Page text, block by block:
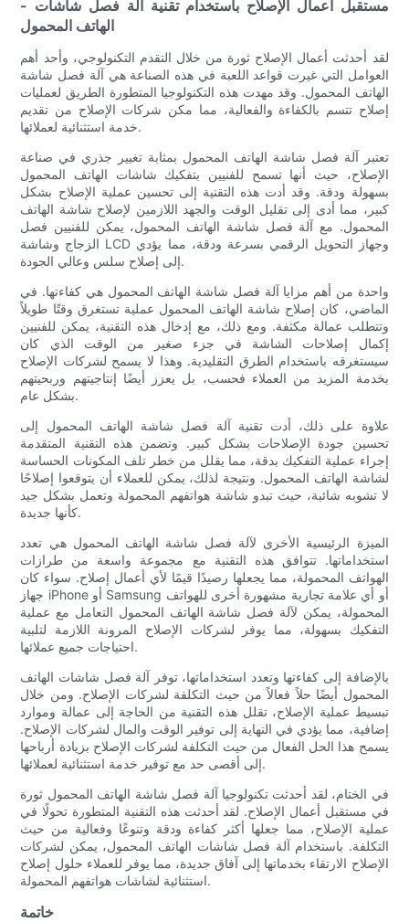
- مستقبل أعمال الإصلاح باستخدام تقنية آلة فصل شاشات
الهاتف المحمول
لقد أحدثت أعمال الإصلاح ثورة من خلال التقدم التكنولوجي، وأحد أهم
العوامل التي غيرت قواعد اللعبة في هذه الصناعة هي آلة فصل شاشة
الهاتف المحمول. وقد مهدت هذه التكنولوجيا المتطورة الطريق لعمليات
إصلاح تتسم بالكفاءة والفعالية، مما مكن شركات الإصلاح من تقديم
خدمة استثنائية لعملائها.
تعتبر آلة فصل شاشة الهاتف المحمول بمثابة تغيير جذري في صناعة
الإصلاح، حيث أنها تسمح للفنيين بتفكيك شاشات الهاتف المحمول
بسهولة ودقة. وقد أدت هذه التقنية إلى تحسين عملية الإصلاح بشكل
كبير، مما أدى إلى تقليل الوقت والجهد اللازمين لإصلاح شاشة الهاتف
المحمول. مع آلة فصل شاشة الهاتف المحمول، يمكن للفنيين فصل
الزجاج وشاشة LCD وجهاز التحويل الرقمي بسرعة ودقة، مما يؤدي
إلى إصلاح سلس وعالي الجودة.
واحدة من أهم مزايا آلة فصل شاشة الهاتف المحمول هي كفاءتها. في
الماضي، كان إصلاح شاشة الهاتف المحمول عملية تستغرق وقتًا طويلاً
وتتطلب عمالة مكثفة. ومع ذلك، مع إدخال هذه التقنية، يمكن للفنيين
إكمال إصلاحات الشاشة في جزء صغير من الوقت الذي كان
سيستغرقه باستخدام الطرق التقليدية. وهذا لا يسمح لشركات الإصلاح
بخدمة المزيد من العملاء فحسب، بل يعزز أيضًا إنتاجيتهم وربحيتهم
بشكل عام.
علاوة على ذلك، أدت تقنية آلة فصل شاشة الهاتف المحمول إلى
تحسين جودة الإصلاحات بشكل كبير. وتضمن هذه التقنية المتقدمة
إجراء عملية التفكيك بدقة، مما يقلل من خطر تلف المكونات الحساسة
لشاشة الهاتف المحمول. ونتيجة لذلك، يمكن للعملاء أن يتوقعوا إصلاحًا
لا تشوبه شائبة، حيث تبدو شاشة هواتفهم المحمولة وتعمل بشكل جيد
كأنها جديدة.
الميزة الرئيسية الأخرى لآلة فصل شاشة الهاتف المحمول هي تعدد
استخداماتها. تتوافق هذه التقنية مع مجموعة واسعة من طرازات
الهواتف المحمولة، مما يجعلها رصيدًا قيمًا لأي أعمال إصلاح. سواء كان
جهاز iPhone أو Samsung أو أي علامة تجارية مشهورة أخرى للهواتف
المحمولة، يمكن لآلة فصل شاشة الهاتف المحمول التعامل مع عملية
التفكيك بسهولة، مما يوفر لشركات الإصلاح المرونة اللازمة لتلبية
احتياجات جميع عملائها.
بالإضافة إلى كفاءتها وتعدد استخداماتها، توفر آلة فصل شاشات الهاتف
المحمول أيضًا حلاً فعالاً من حيث التكلفة لشركات الإصلاح. ومن خلال
تبسيط عملية الإصلاح، تقلل هذه التقنية من الحاجة إلى عمالة وموارد
إضافية، مما يؤدي في النهاية إلى توفير الوقت والمال لشركات الإصلاح.
يسمح هذا الحل الفعال من حيث التكلفة لشركات الإصلاح بزيادة أرباحها
إلى أقصى حد مع توفير خدمة استثنائية لعملائها.
في الختام، لقد أحدثت تكنولوجيا آلة فصل شاشة الهاتف المحمول ثورة
في مستقبل أعمال الإصلاح. لقد أحدثت هذه التقنية المتطورة تحولًا في
عملية الإصلاح، مما جعلها أكثر كفاءة ودقة وتنوعًا وفعالية من حيث
التكلفة. باستخدام آلة فصل شاشات الهاتف المحمول، يمكن لشركات
الإصلاح الارتقاء بخدماتها إلى آفاق جديدة، مما يوفر للعملاء حلول إصلاح
استثنائية لشاشات هواتفهم المحمولة.
خاتمة